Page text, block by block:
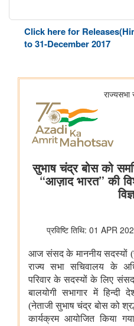
Click here for
to 31-December 2017